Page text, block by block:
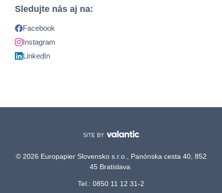
Sledujte nás aj na:
Facebook
Instagram
LinkedIn
© 2026 Europapier Slovensko s.r.o., Panónska cesta 40, 852
45 Bratislava
Tel.: 0850 11 12 31-2